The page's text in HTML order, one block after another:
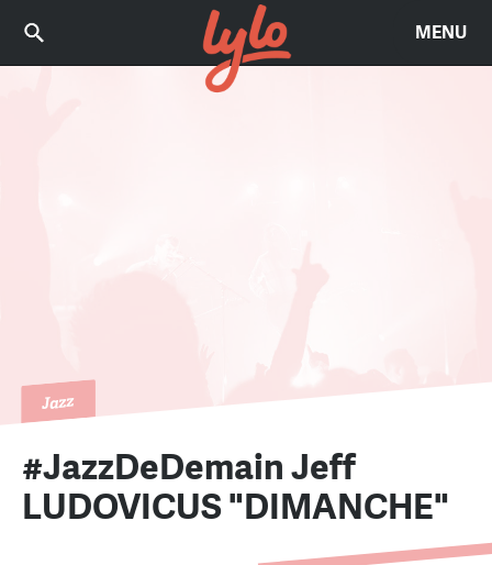
MENU
Jazz
#JazzDeDemain Jeff
LUDOVICUS "DIMANCHE"